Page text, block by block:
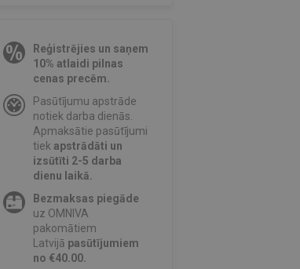
Reģistrējies un saņem
10% atlaidi pilnas
cenas precēm.
Pasūtījumu apstrāde
notiek darba dienās.
Apmaksātie pasūtījumi
tiekapstrādāti un
izsūtīti 2-5 darba
dienu laikā.
Bezmaksas piegāde
uz OMNIVA
pakomātiem
Latvijā pasūtījumiem
no €40.00.